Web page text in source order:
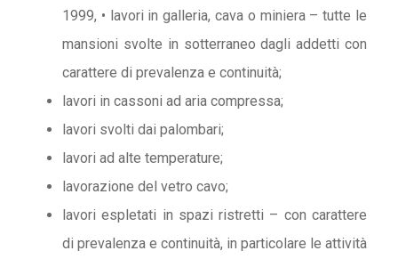
1999, • lavori in galleria, cava o miniera – tutte le
mansioni svolte in sotterraneo dagli addetti con
carattere di prevalenza e continuità;
lavori in cassoni ad aria compressa;
lavori svolti dai palombari;
lavori ad alte temperature;
lavorazione del vetro cavo;
lavori espletati in spazi ristretti – con carattere
di prevalenza e continuità, in particolare le attività